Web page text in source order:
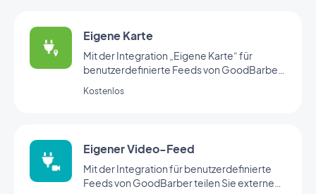
Eigene Karte
Mit der Integration „Eigene Karte“ für
benutzerdefinierte Feeds von GoodBarber
benutzerdefinierten Feed.
Kostenlos
Eigener Video-Feed
Mit der Integration für benutzerdefinierte
Feeds von GoodBarber teilen Sie externe